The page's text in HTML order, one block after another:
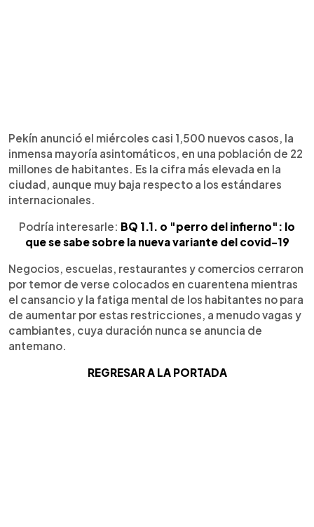
Pekín anunció el miércoles casi 1,500 nuevos casos, la
inmensa mayoría asintomáticos, en una población de 22
millones de habitantes. Es la cifra más elevada en la
ciudad, aunque muy baja respecto a los estándares
internacionales.
Podría interesarle: BQ 1.1. o "perro del infierno": lo
que se sabe sobre la nueva variante del covid-19
Negocios, escuelas, restaurantes y comercios cerraron
por temor de verse colocados en cuarentena mientras
el cansancio y la fatiga mental de los habitantes no para
de aumentar por estas restricciones, a menudo vagas y
cambiantes, cuya duración nunca se anuncia de
antemano.
REGRESAR A LA PORTADA